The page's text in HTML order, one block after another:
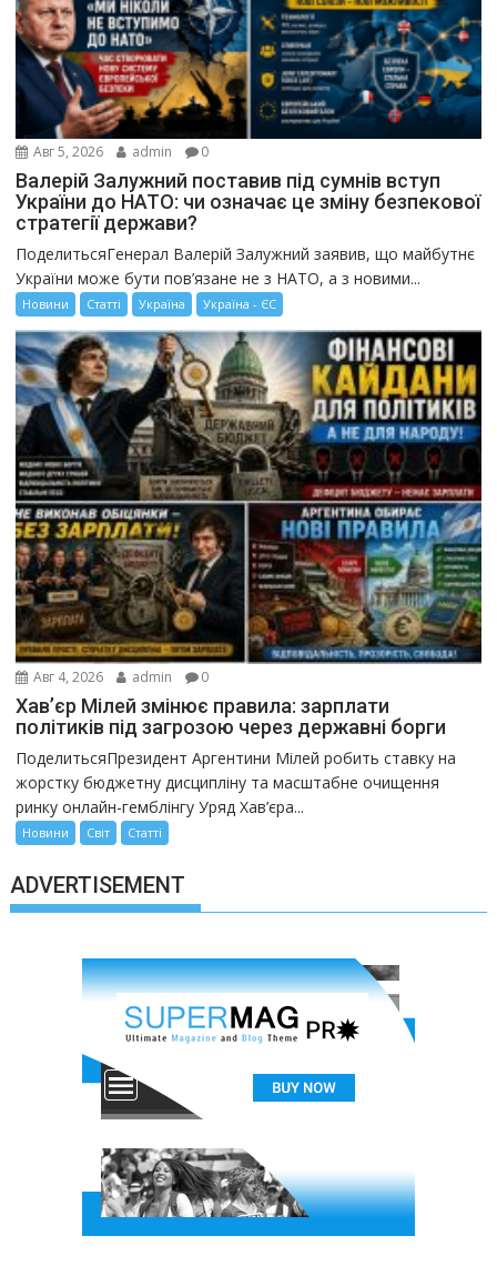
Авг 5, 2026 admin 0
Валерій Залужний поставив під сумнів вступ
України до НАТО: чи означає це зміну безпекової
стратегії держави?
ПоделитьсяГенерал Валерій Залужний заявив, що майбутнє
України може бути пов’язане не з НАТО, а з новими...
Новини Статті Україна Україна - ЄС
Авг 4, 2026 admin 0
Хав’єр Мілей змінює правила: зарплати
політиків під загрозою через державні борги
ПоделитьсяПрезидент Аргентини Мілей робить ставку на
жорстку бюджетну дисципліну та масштабне очищення
ринку онлайн-гемблінгу Уряд Хав’єра...
Новини Світ Статті
ADVERTISEMENT